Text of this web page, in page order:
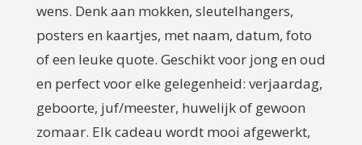
wens. Denk aan mokken, sleutelhangers,
posters en kaartjes, met naam, datum, foto
of een leuke quote. Geschikt voor jong en oud
en perfect voor elke gelegenheid: verjaardag,
geboorte, juf/meester, huwelijk of gewoon
zomaar. Elk cadeau wordt mooi afgewerkt,